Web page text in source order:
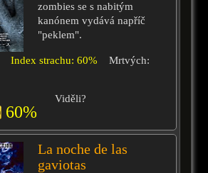
zombies se s nabitým
kanónem vydává napříč
"peklem".
Index strachu: 60%
Mrtvých:
60%
Viděli?
La noche de las
gaviotas